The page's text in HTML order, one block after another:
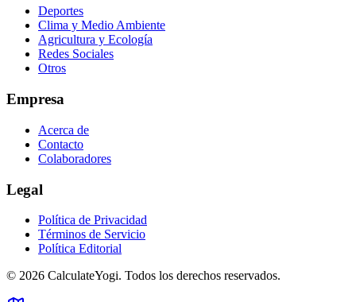
Deportes
Clima y Medio Ambiente
Agricultura y Ecología
Redes Sociales
Otros
Empresa
Acerca de
Contacto
Colaboradores
Legal
Política de Privacidad
Términos de Servicio
Política Editorial
© 2026 CalculateYogi. Todos los derechos reservados.